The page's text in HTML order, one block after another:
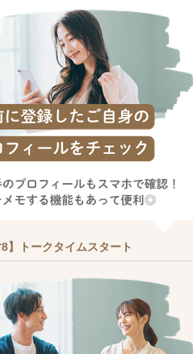
8】トークタイムスタート